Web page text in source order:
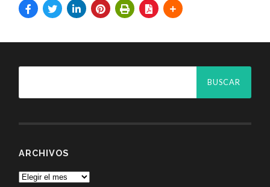
ARCHIVOS